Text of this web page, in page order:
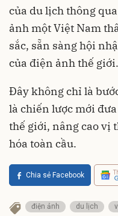
của du lịch thông
ảnh một Việt Nam
sắc, sẵn sàng hội
của điện ảnh thế giới.
Đây không chỉ là
là chiến lược mới
thế giới, nâng cao vị
hóa toàn cầu.
Chia sẻ Facebook
điện ảnh du lịch